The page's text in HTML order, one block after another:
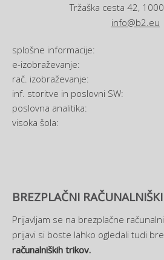
Tržaška cesta 42,
info@b2.eu
splošne informacije:
e-izobraževanje:
rač. izobraževanje:
inf. storitve in poslovni SW:
poslovna analitika:
visoka šola:
BREZPLAČNI
Prijavljam se na brezplačne
prijavi si boste lahko ogledali tudi
računalniških trikov.